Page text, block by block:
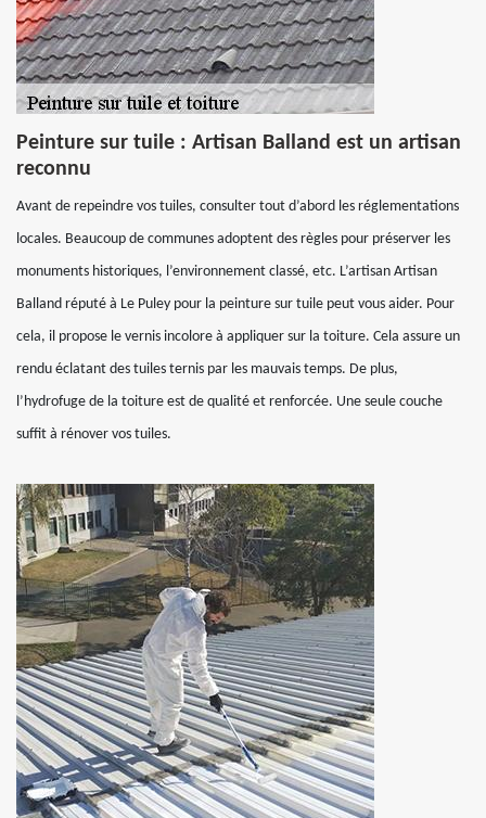
Peinture sur tuile : Artisan Balland est un artisan
reconnu
Avant de repeindre vos tuiles, consulter tout d’abord les réglementations
locales. Beaucoup de communes adoptent des règles pour préserver les
monuments historiques, l’environnement classé, etc. L’artisan Artisan
Balland réputé à Le Puley pour la peinture sur tuile peut vous aider. Pour
cela, il propose le vernis incolore à appliquer sur la toiture. Cela assure un
rendu éclatant des tuiles ternis par les mauvais temps. De plus,
l’hydrofuge de la toiture est de qualité et renforcée. Une seule couche
suffit à rénover vos tuiles.